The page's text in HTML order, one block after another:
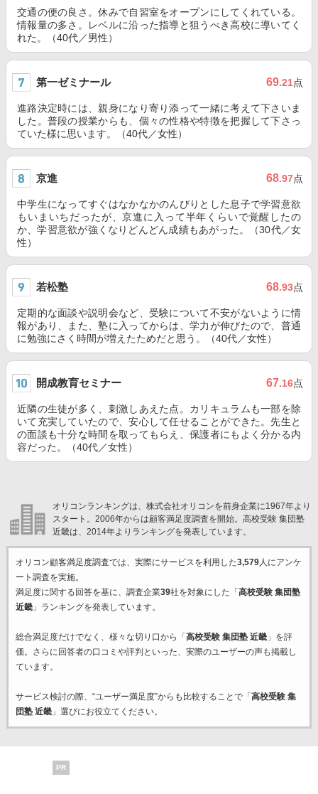
交通の便の良さ。休みで自習室をオープンにしてくれている。
情報量の多さ。レベルに沿った指導と狙うべき高校に導いてく
れた。（40代／男性）
第一ゼミナール 69.21点
進路決定時には、親身になり寄り添って一緒に考えて下さいま
した。普段の授業からも、個々の性格や特徴を把握して下さっ
ていた様に思います。（40代／女性）
京進 68.97点
中学生になってすぐはなかなかのんびりとした息子で学習意欲
もいまいちだったが、京進に入って半年くらいで覚醒したの
か、学習意欲が強くなりどんどん成績もあがった。（30代／女
性）
若松塾 68.93点
定期的な面談や説明会など、受験について不安がないように情
報があり、また、塾に入ってからは、学力が伸びたので、普通
に勉強にさく時間が増えたためだと思う。（40代／女性）
開成教育セミナー 67.16点
近隣の生徒が多く、刺激しあえた点。カリキュラムも一部を除
いて充実していたので、安心して任せることができた。先生と
の面談も十分な時間を取ってもらえ、保護者にもよく分かる内
容だった。（40代／女性）
オリコンランキングは、株式会社オリコンを前身企業に1967年より
スタート。2006年からは顧客満足度調査を開始。高校受験 集団塾
近畿は、2014年よりランキングを発表しています。
オリコン顧客満足度調査では、実際にサービスを利用した3,579人にアンケ
ート調査を実施。
満足度に関する回答を基に、調査企業39社を対象にした「 高校受験 集団塾
近畿」ランキングを発表しています。
総合満足度だけでなく、様々な切り口から「 高校受験 集団塾 近畿」を評
価。さらに回答者の口コミや評判といった、実際のユーザーの声も掲載し
ています。
サービス検討の際、“ユーザー満足度”からも比較することで「 高校受験 集
団塾 近畿」選びにお役立てください。
PR